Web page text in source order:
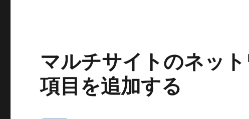
マルチサイトのネッ
項目を追加する